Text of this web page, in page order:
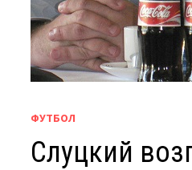
ФУТБОЛ
Слуцкий